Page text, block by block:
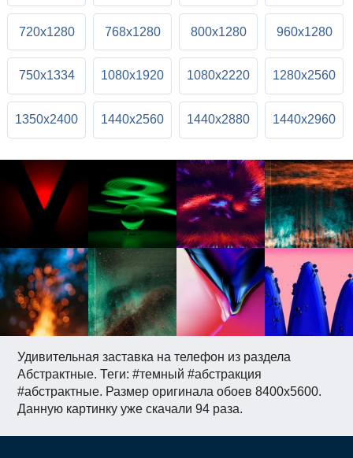
Удивительная заставка на телефон из раздела
Абстрактные. Теги: #темный #абстракция
#абстрактные. Размер оригинала обоев 8400x5600.
Данную картинку уже скачали 94 раза.
720x1280 768x1280 800x1280 960x1280
750x1334 1080x1920 1080x2220 1280x2560
1350x2400 1440x2560 1440x2880 1440x2960